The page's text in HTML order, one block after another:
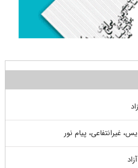
غیرانتفاعی، پیام نور